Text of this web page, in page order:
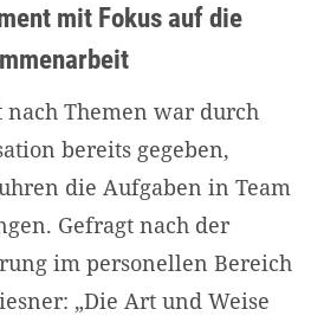
mit Fokus auf die
Themen war durch
bereits gegeben,
die Aufgaben in Team
Gefragt nach der
im personellen Bereich
„Die Art und Weise